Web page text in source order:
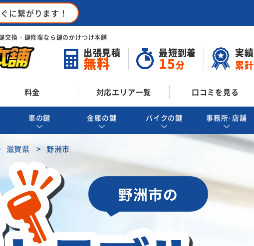
に繋がります！
交換・鍵修理なら鍵のかけつけ本舗
出張見積
無料
最短到着
15分
実績
累計
料金 対応エリア一覧 口コミを見る
車の鍵 金庫の鍵 バイクの鍵 事務所･店舗
滋賀県 野洲市
野洲市の